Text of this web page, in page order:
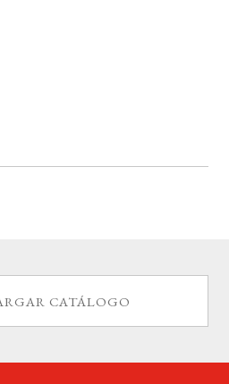
CATÁLOGO